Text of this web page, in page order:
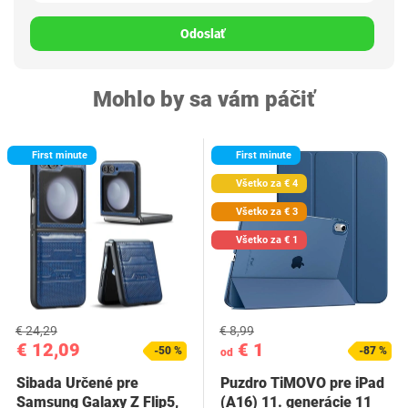
Odoslať
Mohlo by sa vám páčiť
First minute
€ 12,09
€ 24,29
-50 %
Sibada Určené pre
Samsung Galaxy Z Flip5,
First minute
Všetko za € 4
Všetko za € 3
Všetko za € 1
od € 1
€ 8,99
-87 %
Puzdro TiMOVO pre iPad
(A16) 11. generácie 11